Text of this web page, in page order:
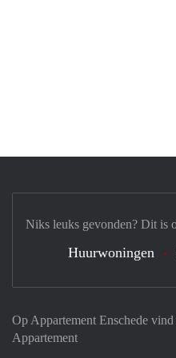
Op Appartement Enschede
Appartement
Niks leuks gevonden? Dit is
Huurwoningen